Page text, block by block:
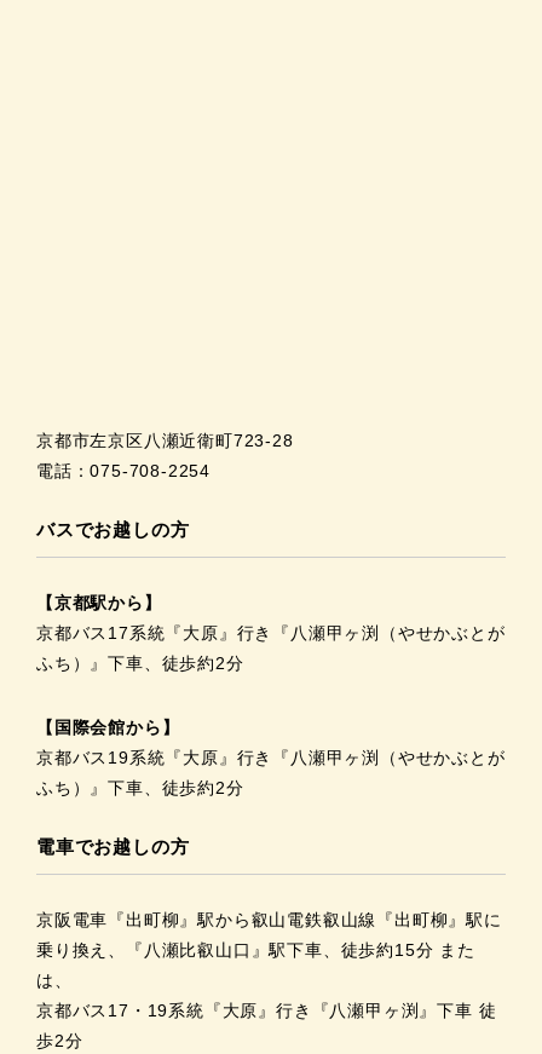
京都市左京区八瀬近衛町723-28
電話：075-708-2254
バスでお越しの方
【京都駅から】
京都バス17系統『大原』行き『八瀬甲ヶ渕（やせかぶとが
ふち）』下車、徒歩約2分
【国際会館から】
京都バス19系統『大原』行き『八瀬甲ヶ渕（やせかぶとが
ふち）』下車、徒歩約2分
電車でお越しの方
京阪電車『出町柳』駅から叡山電鉄叡山線『出町柳』駅に
乗り換え、『八瀬比叡山口』駅下車、徒歩約15分 また
は、
京都バス17・19系統『大原』行き『八瀬甲ヶ渕』下車 徒
歩2分